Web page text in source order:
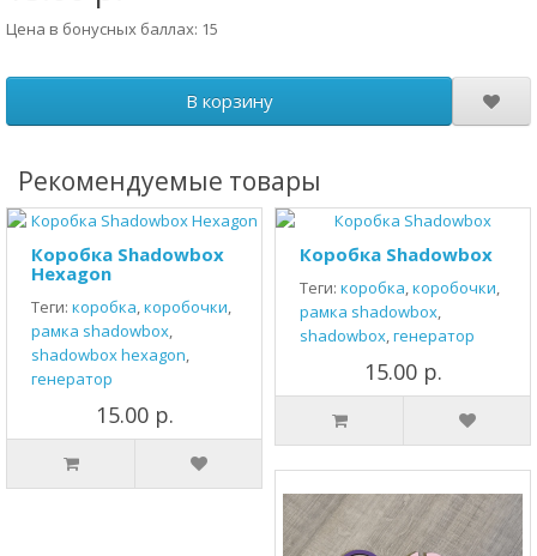
Цена в бонусных баллах: 15
В корзину
Рекомендуемые товары
Коробка Shadowbox
Hexagon
Теги: коробка,коробочки,
рамка shadowbox,
shadowbox hexagon,
генератор
15.00 р.
Коробка Shadowbox
Теги: коробка,коробочки,
рамка shadowbox,
shadowbox,генератор
15.00 р.